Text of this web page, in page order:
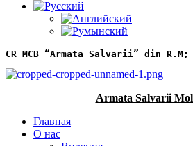
CR MCB “Armata Salvarii” din
Armata Salvarii
Главная
О нас